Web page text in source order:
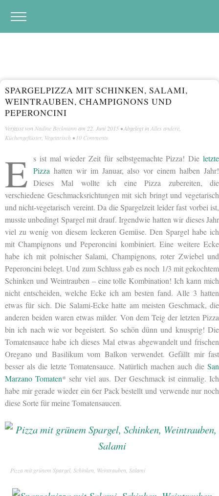
SPARGELPIZZA MIT SCHINKEN, SALAMI,
WEINTRAUBEN, CHAMPIGNONS UND
PEPERONCINI
Verfasst von Nadine Beckmann am 22. Juni 2015 • Abgelegt in Alles andere
Küchengeflüster, Vegetarisch • 10 Comments
E s ist mal wieder Zeit für selbstgemachte Pizza! Die letzte
Pizza hatten wir im Januar, also vor einem halben Jahr!
Dieses Mal wollte ich eine Pizza zubereiten, die
verschiedene Geschmacksrichtungen mit sich bringt und vegetarisch
und nicht-vegetarisch vereint. Da die Spargelzeit leider fast vorbei ist,
musste unbedingt Spargel mit drauf. Irgendwie hatten wir dieses Jahr
viel zu wenig von diesem leckeren Gemüse. Den Spargel habe ich
mit Champignons und Peperoncini kombiniert. Eine weitere Ecke
habe ich mit polnischer Salami, Champignons, roter Zwiebel und
Peperoncini belegt. Und zum Schluss gab es noch 1/3 mit gekochtem
Schinken und Weintrauben – eine tolle Kombination! Ich kann mich
nicht entscheiden, welche Ecke ich am besten fand. Alle 3 hatten
etwas für sich. Die Salami-Ecke hatte am meisten Geschmack, die
anderen beiden waren etwas milder. Von dem Teig der letzten Pizza
bin ich nach wie vor begeistert. So schön dünn und knusprig! Die
Tomatensauce habe ich dieses Mal etwas abgewandelt und frischen
Oregano und Basilikum vom Balkon verwendet. Gefällt mir fast
besser als die letzte Tomatensauce. Natürlich machen auch die San
Marzano Tomaten* sehr viel aus. Der Geschmack ist einmalig. Ich
habe mir gerade wieder ein 6er Pack bestellt und verwende nur noch
diese Sorte für meine Tomatensaucen.
Pizza mit grünem Spargel, Schinken, Weintrauben, Salami